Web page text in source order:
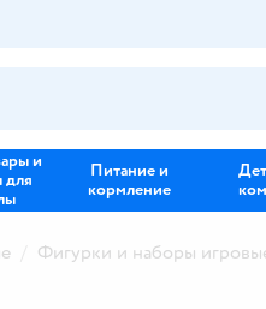
и
для
Питание и
кормление
Фигурки и наборы